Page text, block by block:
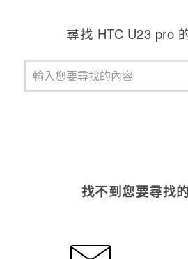
尋找 HTC U23 pro
找不到您要尋找